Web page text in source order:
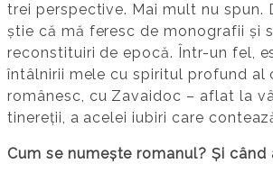
trei perspective. Mai mult nu spun.
știe că mă feresc de monografii și
reconstituiri de epocă. Într-un fel,
întâlnirii mele cu spiritul profund al
românesc, cu Zavaidoc – aflat la
tinereții, a acelei iubiri care
Cum se numește romanul? Și când